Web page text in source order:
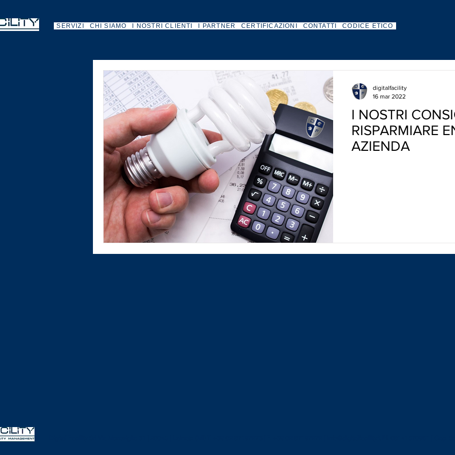
SERVIZI CHI SIAMO I NOSTRI CLIENTI I PARTNER CERTIFICAZIONI CONTATTI CODICE ETICO
I NOSTRI
RISPARMIARE
AZIENDA
digitalfacility
16 mar 2022